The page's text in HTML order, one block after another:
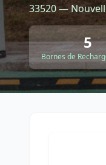
33520 —
5
Bornes de